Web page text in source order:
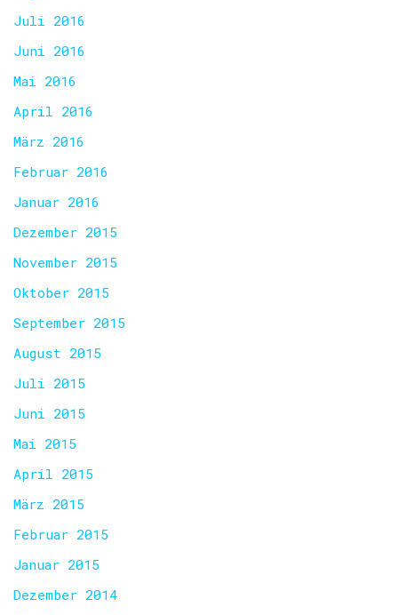
Juli 2016
Juni 2016
Mai 2016
April 2016
März 2016
Februar 2016
Januar 2016
Dezember 2015
November 2015
Oktober 2015
September 2015
August 2015
Juli 2015
Juni 2015
Mai 2015
April 2015
März 2015
Februar 2015
Januar 2015
Dezember 2014